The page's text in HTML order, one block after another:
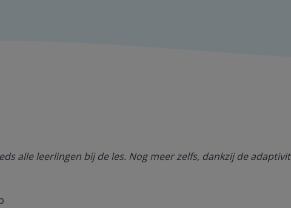
alle leerlingen bij de les. Nog meer zelfs, dankzij de